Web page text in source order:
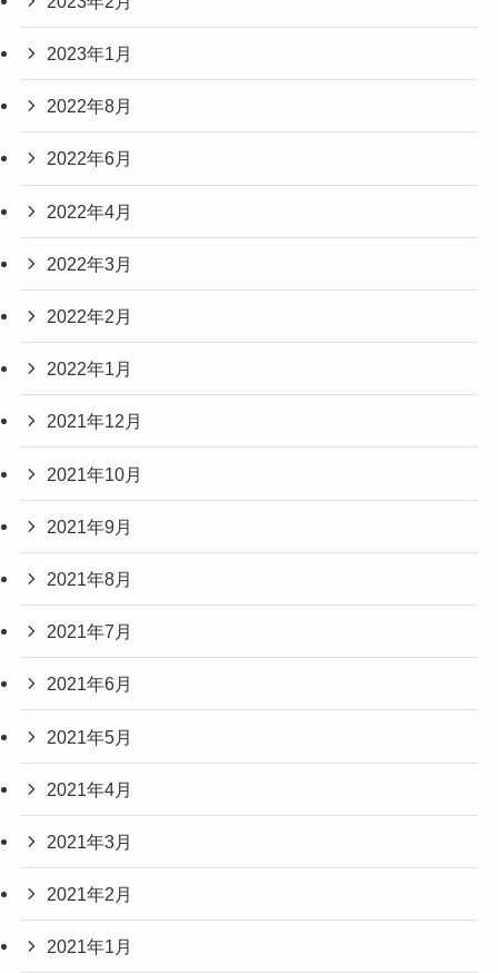
2023年1月
2022年8月
2022年6月
2022年4月
2022年3月
2022年2月
2022年1月
2021年12月
2021年10月
2021年9月
2021年8月
2021年7月
2021年6月
2021年5月
2021年4月
2021年3月
2021年2月
2021年1月